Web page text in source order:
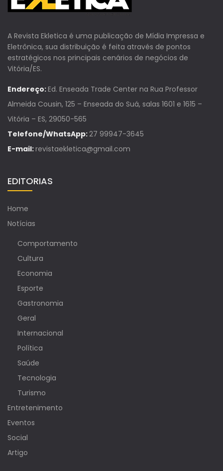
A Revista Ekletica é uma publicação de Mídia Impressa e
Eletrônica, sua distribuição é feita através de pontos
estratégicos nos principais cenários de negócios de
Vitória/ES.
Endereço:Ed. Enseada Trade Center na Rua Professor
Almeida Cousin, 125 – Enseada do Suá, salas 1601 e 1615 –
Vitória – ES, 29050-565
Telefone/WhatsApp:27 99947-3645
E-mail:revistaekletica@gmail.com
EDITORIAS
Home
Notícias
Comportamento
Cultura
Economia
Esporte
Gastronomia
Geral
Internacional
Política
Saúde
Tecnologia
Turismo
Entretenimento
Eventos
Social
Artigo